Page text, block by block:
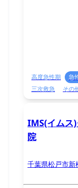
高度急性期 急
三次救急
その
IMS(イムス
院
千葉県松戸市